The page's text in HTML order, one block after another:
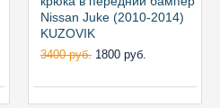
Nissan Juke (2010-2014)
KUZOVIK
3400 руб. 1800 руб.